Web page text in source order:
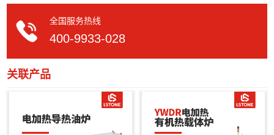
全国服务热线
400-9933-028
关联产品